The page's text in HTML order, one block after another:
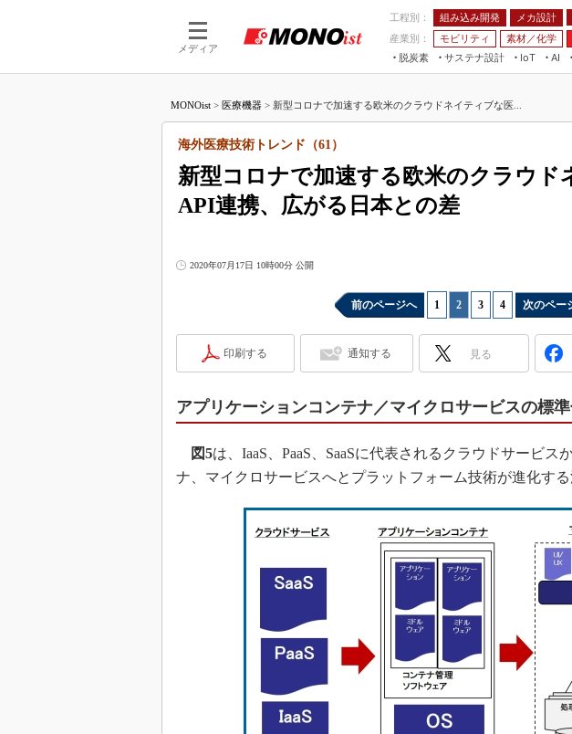
メディア
工程別： 組み込み開発 メカ設計
産業別：
モビリティ 素材／化学
脱炭素
サステナ設計
IoT
つながる工場
AI
AI×設備保全 JIMTOF
IIFES
スマート工場
日本ものづくり
AUTOMOTIVE
産業オープンネ
フィ
3Dプ
デジ
S＆OP
イノ
製造
メイ
知財
海外
グロ
制御
MONOist > 医療機器 > 新型コロナで加速する欧米のクラウドネイティブな医...
新型コロナで加速する欧米のクラウド
API連携、広がる日本との差
海外医療技術トレンド（61）
2020年07月17日 10時00分 公開
前のページへ 1 2 3 4 次のペー
印刷する 通知する 見る
アプリケーションコンテナ／マイクロサービスの標
図5は、IaaS、PaaS、SaaSに代表されるクラウドサービス
ナ、マイクロサービスへとプラットフォーム技術が進化する